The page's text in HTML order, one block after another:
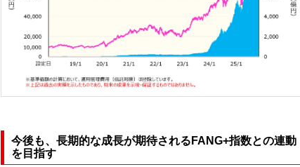
今後も、長期的な成長が期待されるFANG+指数との連動
を目指す